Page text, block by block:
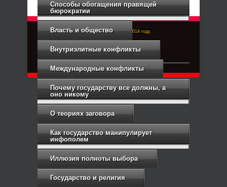
Способы обогащения правящей
бюрократии
Власть и общество
Внутриэлитные конфликты
Международные конфликты
Почему государству все должны, а
оно никому
О теориях заговора
Как государство манипулирует
инфополем
Иллюзия полноты выбора
Государство и религия
Right-Dexter-ПРАВЫЙ ФРОНТ. Основан в 2014 году.
Связь с администрацией